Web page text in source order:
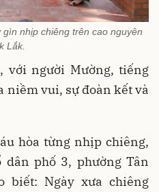
nhịp chiêng trên cao nguyên
Lắk.
với người Mường, tiếng
niềm vui, sự đoàn kết và
hòa từng nhịp chiêng,
dân phố 3, phường Tân
biết: Ngày xưa chiêng